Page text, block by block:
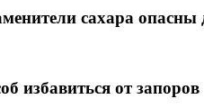
сахара опасны
избавиться от запоров